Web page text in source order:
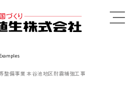
MENU
整備事業 本谷池地区耐震補強工事